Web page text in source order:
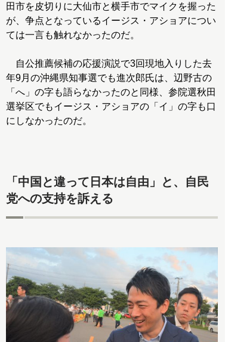
田市を皮切りに大仙市と横手市でマイクを握った
が、争点となっているイージス・アショアについ
ては一言も触れなかったのだ。
自公推薦候補の応援演説で3回現地入りした去
年9月の沖縄県知事選でも進次郎氏は、辺野古の
「へ」の字も語らなかったのと同様、参院選秋田
選挙区でもイージス・アショアの「イ」の字も口
にしなかったのだ。
「中国と違って日本は自由」と、自民
党への支持を訴える